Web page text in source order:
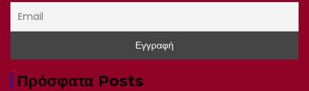
Πρόσφατα Posts